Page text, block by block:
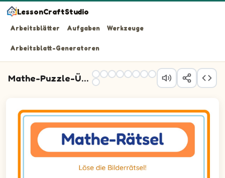
LessonCraftStudio
Arbeitsblätter Aufgaben Werkzeuge
Arbeitsblatt-Generatoren
Mathe-Puzzle-Übung
Frage 2: 3 + 4 Leerzeichen.
Frage 3: 1 + 1 Leerzeichen.
Frage 4: 2 + 4 Leerzeichen.
Frage 5: 18 - 9 Leerzeichen.
Frage 6: 17 - 14 Leerzeichen.
Frage 7: 3 + 1 Leerzeichen.